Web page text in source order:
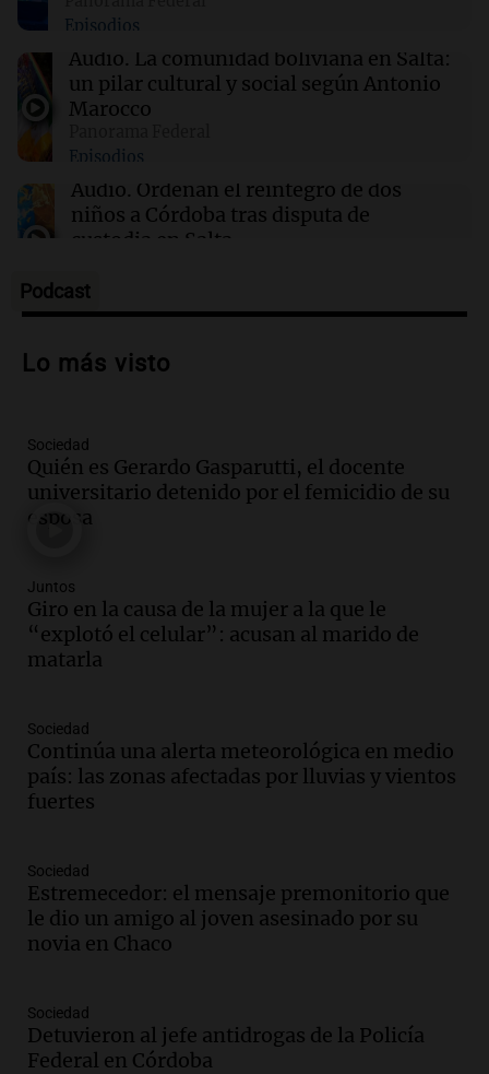
fuertes
15:21 Sociedad
Fuertes vientos en Córdoba: más de 1.200
Episodios
Audio. La comunidad boliviana en Salta:
un pilar cultural y social según Antonio
Marocco
Episodios
Audio. Ordenan el reintegro de dos
niños a Córdoba tras disputa de
custodia en Salta
Episodios
Audio.Inviolabilidad de la propiedad
importantes
Audio.
niños con cáncer reciban regalos por el
día del niño.
La Argentina Posible
Audio.
se mudó a Córdoba y hoy lleva la
bandera de la universidad
La Argentina Posible
una mejora económica, pero modera
sus expectativas
Ahora país
Episodios
Rosario: "Vamos a estar entre los
primeros ocho"
Deportes Rosario
Episodios
con nuevas declaraciones de testigos
sobre el accidente
Panorama Federal
Podcast
Lo más visto
Sociedad
Quién es Gerardo Gasparutti, el docente
universitario detenido por el femicidio de su
esposa
Juntos
Giro en la causa de la mujer a la que le
“explotó el celular”: acusan al marido de
matarla
Sociedad
Continúa una alerta meteorológica en medio
país: las zonas afectadas por lluvias y vientos
fuertes
Sociedad
Estremecedor: el mensaje premonitorio que
le dio un amigo al joven asesinado por su
novia en Chaco
Sociedad
Detuvieron al jefe antidrogas de la Policía
Federal en Córdoba